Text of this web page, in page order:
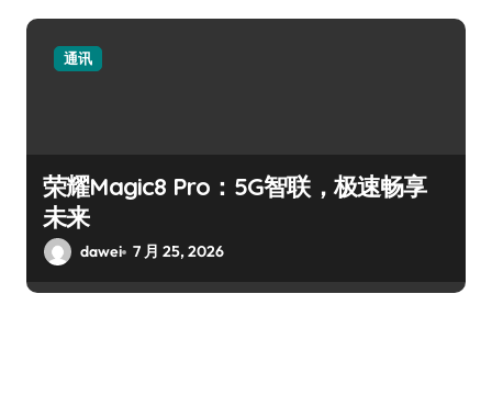
通讯
荣耀Magic8 Pro：5G智联，极速畅享
未来
dawei 7 月 25, 2026